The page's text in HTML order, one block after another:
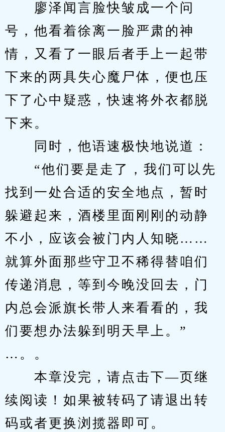
廖泽闻言脸快皱成一个问
号，他看着徐离一脸严肃的神
情，又看了一眼后者手上一起带
下来的两具失心魔尸体，便也压
下了心中疑惑，快速将外衣都脱
下来。
同时，他语速极快地说道：
“他们要是走了，我们可以先
找到一处合适的安全地点，暂时
躲避起来，酒楼里面刚刚的动静
不小，应该会被门内人知晓……
就算外面那些守卫不稀得替咱们
传递消息，等到今晚没回去，门
内总会派旗长带人来看看的，我
们要想办法躲到明天早上。”
…。。
本章没完，请点击下—页继
续阅读！如果被转码了请退出转
码或者更换浏揽器即可。